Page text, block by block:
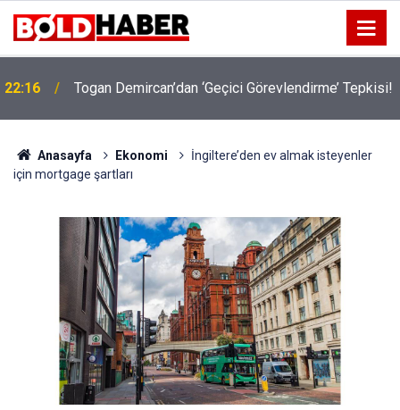
22:16 Togan Demircan’dan ‘Geçici Görevlendirme’ Tepkisi!
19:32 Sıcak Havalarda Ödem Şikayetini Hafife Almayın!
Anasayfa Ekonomi
İngiltere’den ev almak isteyenler
için mortgage şartları